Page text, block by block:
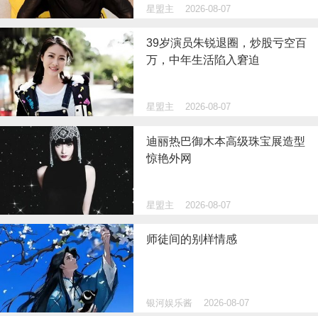
星盟主 2026-08-07
39岁演员朱锐退圈，炒股亏空百
万，中年生活陷入窘迫
星盟主 2026-08-07
迪丽热巴御木本高级珠宝展造型
惊艳外网
星盟主 2026-08-07
师徒间的别样情感
银河娱乐酱 2026-08-07